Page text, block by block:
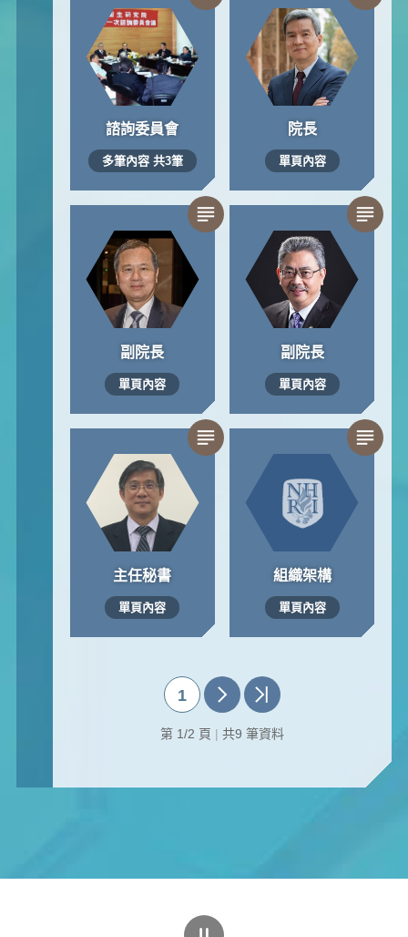
諮詢委員會
多筆內容 共3筆
院長
單頁內容
副院長
單頁內容
副院長
單頁內容
主任秘書
單頁內容
組織架構
單頁內容
1
第 1/2 頁 | 共9 筆資料